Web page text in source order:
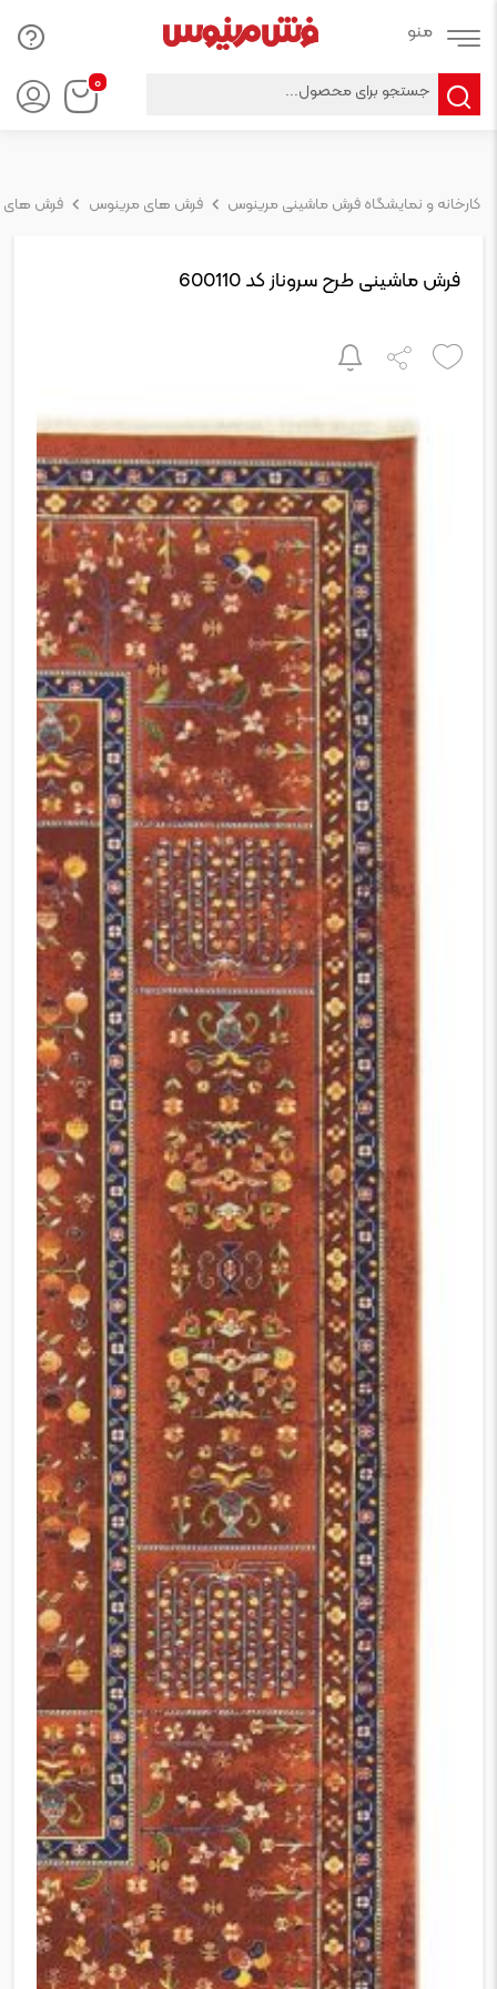
۰
Products
search
کارخانه و نمایشگاه فرش ماشینی مرینوس فرش های مرینوس فرش های
فرش ماشینی طرح سروناز کد 600110